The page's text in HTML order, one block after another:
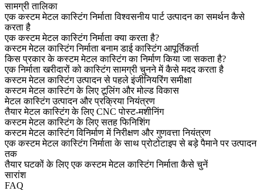
सामग्री तालिका
एक कस्टम मेटल कास्टिंग निर्माता विश्वसनीय पार्ट उत्पादन का समर्थन कैसे
करता है
एक कस्टम मेटल कास्टिंग निर्माता क्या करता है?
कस्टम मेटल कास्टिंग निर्माता बनाम डाई कास्टिंग आपूर्तिकर्ता
किस प्रकार के कस्टम मेटल कास्टिंग का निर्माण किया जा सकता है?
एक निर्माता खरीदारों को कास्टिंग सामग्री चुनने में कैसे मदद करता है
कस्टम मेटल कास्टिंग उत्पादन से पहले इंजीनियरिंग समीक्षा
कस्टम मेटल कास्टिंग के लिए टूलिंग और मोल्ड विकास
मेटल कास्टिंग उत्पादन और प्रक्रिया नियंत्रण
तैयार मेटल कास्टिंग के लिए CNC पोस्ट-मशीनिंग
कस्टम मेटल कास्टिंग के लिए सतह फिनिशिंग
कस्टम मेटल कास्टिंग विनिर्माण में निरीक्षण और गुणवत्ता नियंत्रण
एक कस्टम मेटल कास्टिंग निर्माता के साथ प्रोटोटाइप से बड़े पैमाने पर उत्पादन
तक
तैयार घटकों के लिए एक कस्टम मेटल कास्टिंग निर्माता कैसे चुनें
सारांश
FAQ